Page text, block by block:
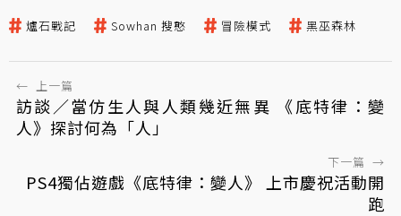
爐石戰記 Sowhan 搜憨 冒險模式 黑巫森林
← 上一篇
訪談／當仿生人與人類幾近無異 《底特律：變
人》探討何為「人」
下一篇 →
PS4獨佔遊戲《底特律：變人》 上市慶祝活動開
跑